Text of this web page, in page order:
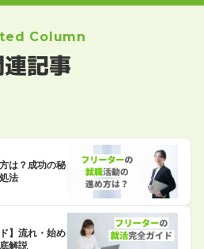
Column
記事
は？成功の秘
法
】流れ・始め
解説